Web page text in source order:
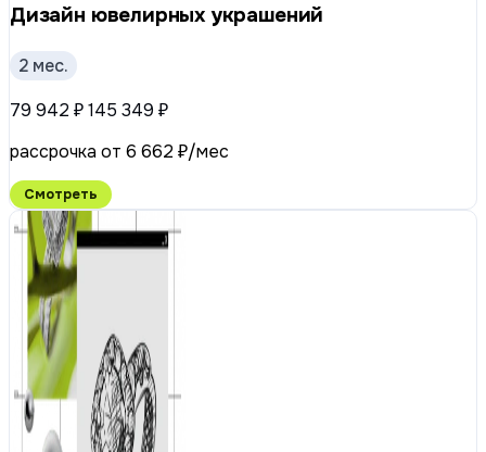
Дизайн ювелирных украшений
2 мес.
79 942 ₽145 349 ₽
рассрочка от 6 662 ₽/мес
Смотреть